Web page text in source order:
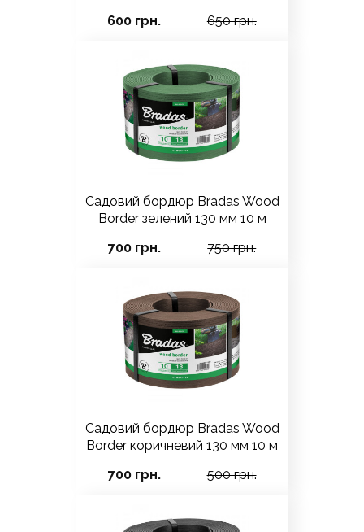
600 грн.
650 грн.
Садовий бордюр Bradas Wood
Border зелений 130 мм 10 м
700 грн.
750 грн.
Садовий бордюр Bradas Wood
Border коричневий 130 мм 10 м
700 грн.
500 грн.